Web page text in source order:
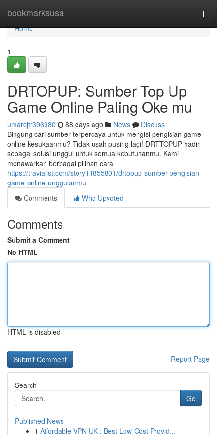
bookmarksusa
Home
Home
1
DRTOPUP: Sumber Top Up
Game Online Paling Oke mu
umarcjtr396980 88 days ago News
Discuss
Bingung cari sumber terpercaya untuk mengisi pengisian game
online kesukaanmu? Tidak usah pusing lagi! DRTTOPUP hadir
sebagai solusi unggul untuk semua kebutuhanmu. Kami
menawarkan berbagai pilihan cara
https://travialist.com/story11855801/drtopup-sumber-pengisian-
game-online-unggulanmu
Comments
Who Upvoted
Comments
Submit a Comment
No HTML
HTML is disabled
Report Page
Search
Go
Published News
1 Affordable VPN UK : Best Low-Cost Provid...